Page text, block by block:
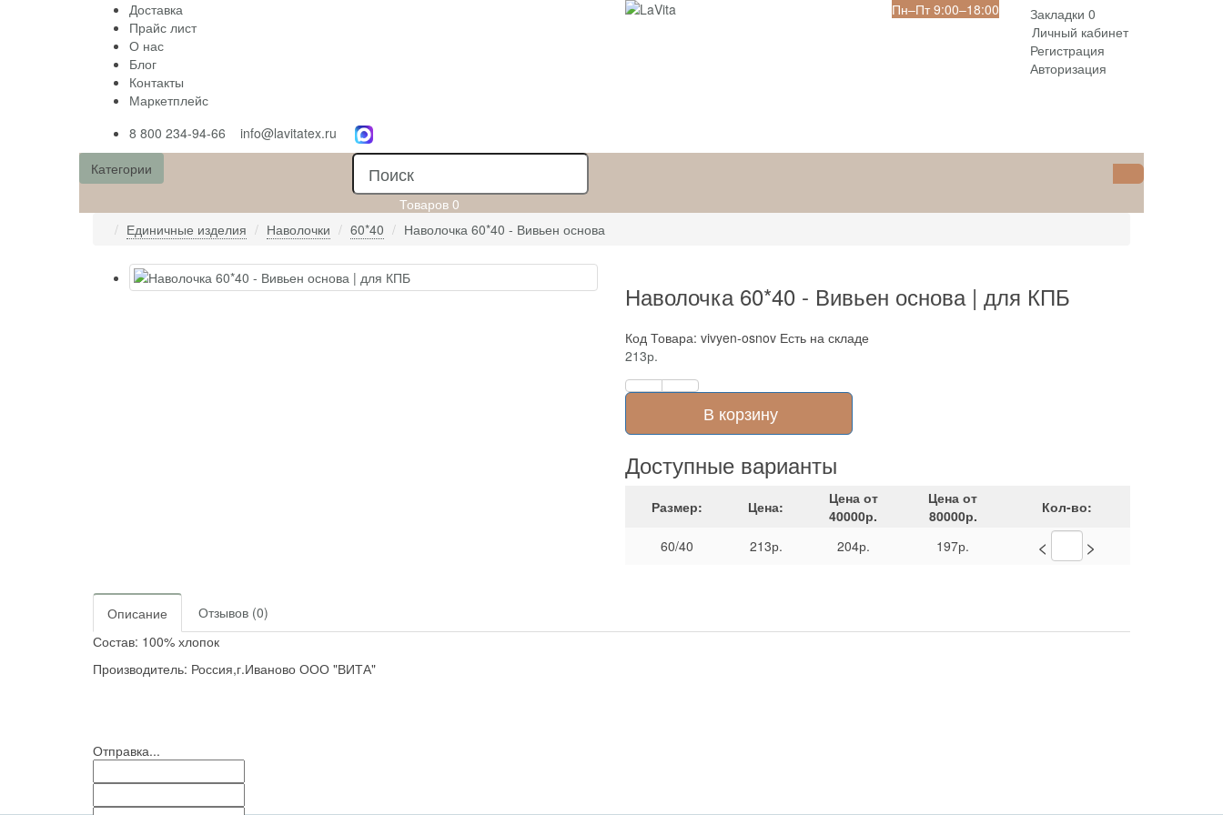
Доставка
Прайс лист
О нас
Блог
Контакты
Маркетплейс
8 800 234-94-66
info@lavitatex.ru
Закладки 0
Личный кабинет
Регистрация
Авторизация
Пн‒Пт 9:00‒18:00
Категории
Товаров 0
Единичные изделия
Наволочки 60*40 Наволочка 60*40 - Вивьен основа
Наволочка 60*40 - Вивьен основа | для КПБ
Код Товара: vivyen-osnov Есть на складе
213р.
В корзину
Доступные варианты
Размер: Цена:
Цена от
40000р.
Цена от
80000р.
Кол-во:
60/40 213р. 204р. 197р. < >
Описание
Отзывов (0)
Состав: 100% хлопок
Производитель: Россия,г.Иваново ООО "ВИТА"
Отправка...